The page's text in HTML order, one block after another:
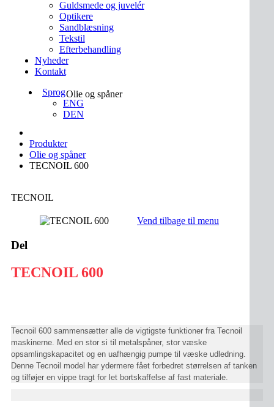
Guldsmede og juvelér
Optikere
Sandblæsning
Tekstil
Efterbehandling
Nyheder
Kontakt
Sprog
ENG
DEN
Olie og spåner
Produkter
Olie og spåner
TECNOIL 600
TECNOIL
Vend tilbage til menu
Del
TECNOIL 600
Tecnoil 600 sammensætter alle de vigtigste funktioner fra Tecnoil
maskinerne. Med en stor si til metalspåner, stor væske
opsamlingskapacitet og en uafhængig pumpe til væske udledning.
Denne Tecnoil model har ydermere fået forbedret størrelsen af tanken
og tilføjer en vippe tragt for let bortskaffelse af fast materiale.